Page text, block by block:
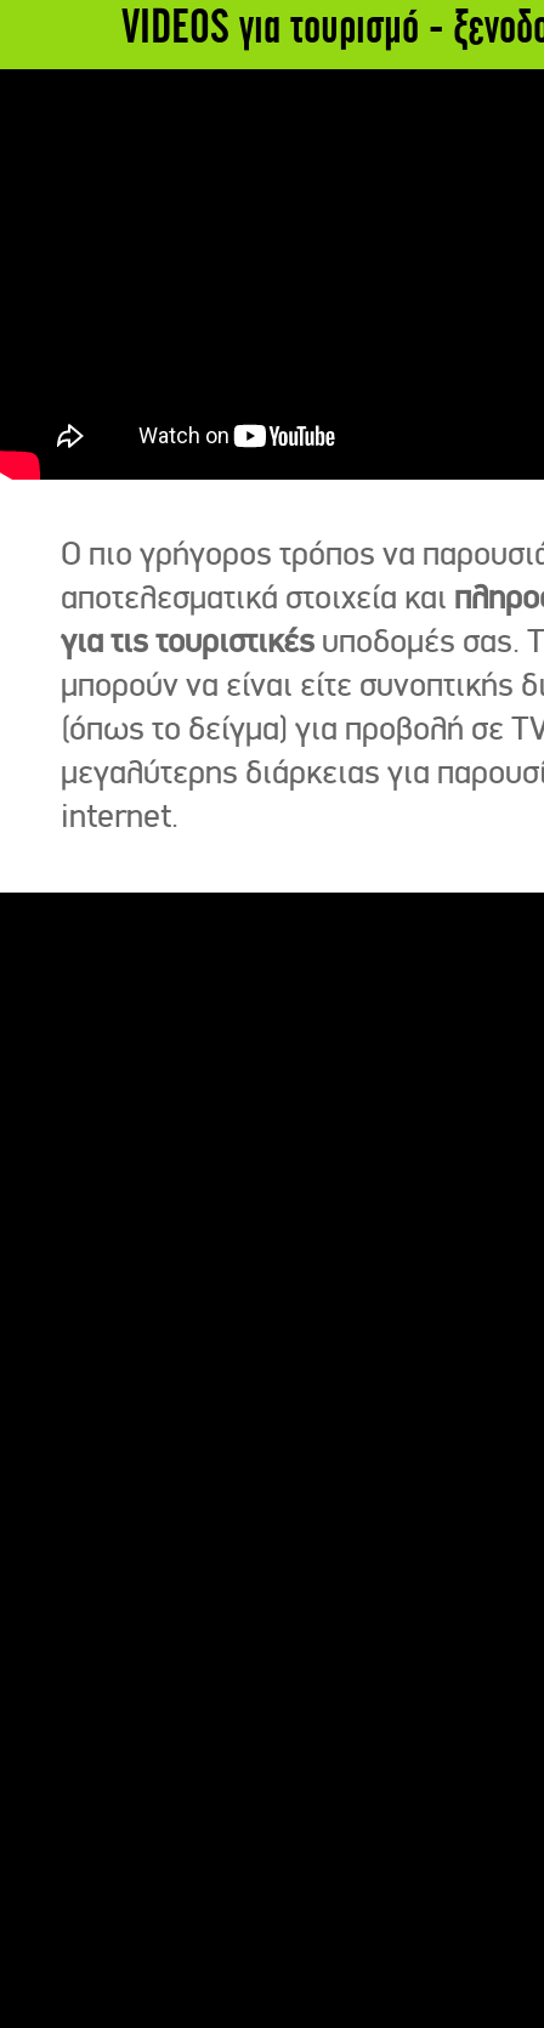
VIDEOS για τουρισμό -
Ο πιο γρήγορος τρόπος να
αποτελεσματικά στοιχεία και
για τις τουριστικές υποδομές σας.
μπορούν να είναι είτε συνοπτικής
(όπως το δείγμα) για προβολή σε
μεγαλύτερης διάρκειας για
internet.